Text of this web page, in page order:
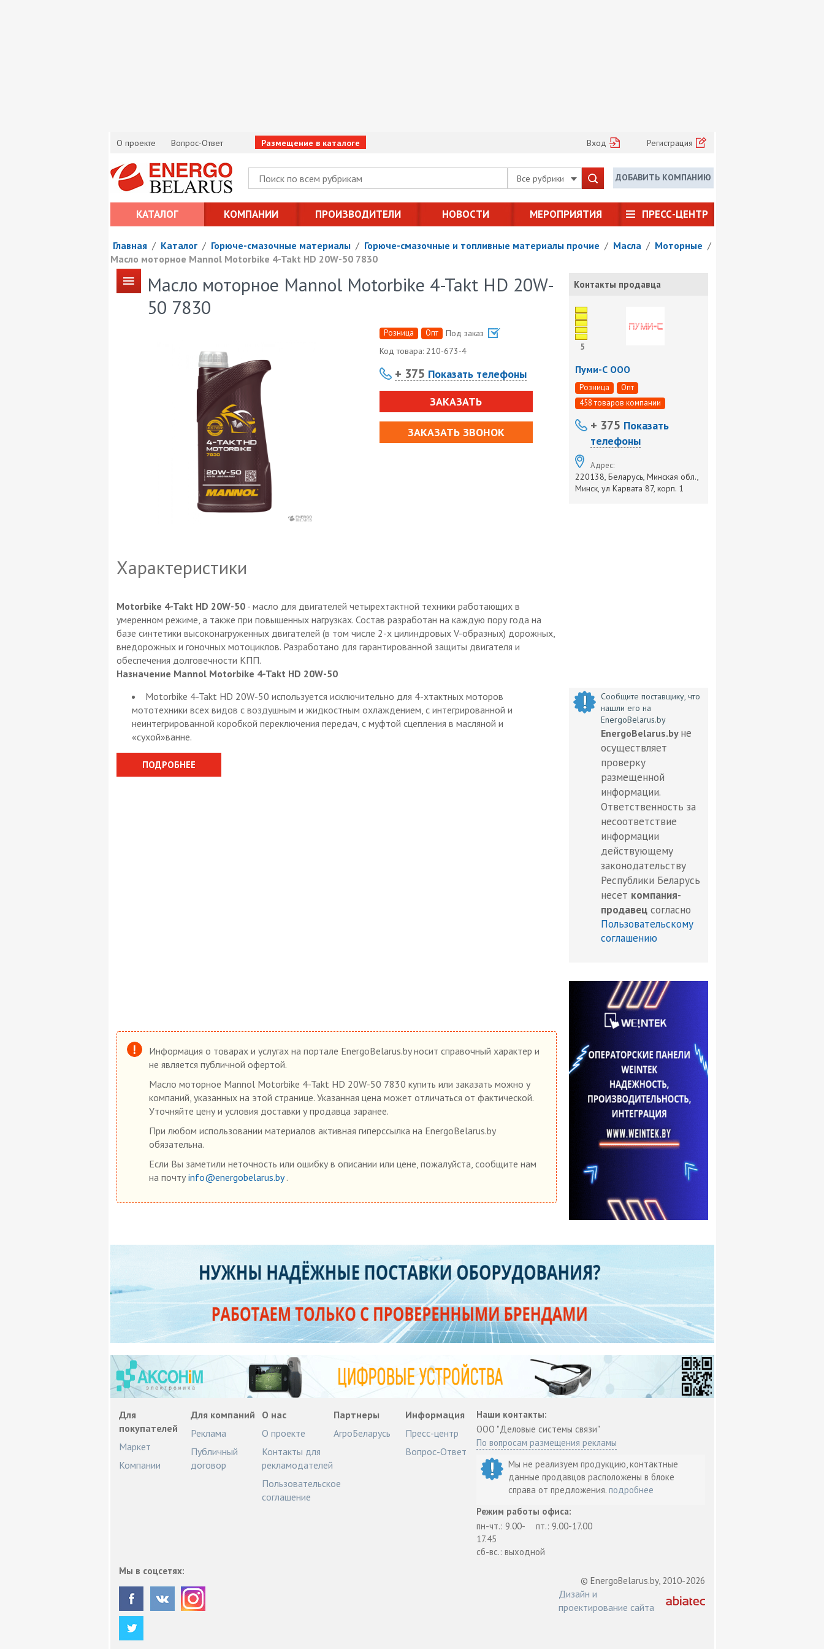
О проекте Вопрос-Ответ Размещение в каталоге Вход Регистрация
Все рубрики ДОБАВИТЬ КОМПАНИЮ
КАТАЛОГ КОМПАНИИ ПРОИЗВОДИТЕЛИ НОВОСТИ МЕРОПРИЯТИЯ ПРЕСС-ЦЕНТР
Главная / Каталог / Горюче-смазочные материалы / Горюче-смазочные и топливные материалы прочие / Масла / Моторные /
Масло моторное Mannol Motorbike 4-Takt HD 20W-50 7830
Масло моторное Mannol Motorbike 4-Takt HD 20W-
50 7830
Розница Опт
Под заказ
Код товара: 210-673-4
+ 375 Показать телефоны
ЗАКАЗАТЬ
ЗАКАЗАТЬ ЗВОНОК
Характеристики
Motorbike 4-Takt HD 20W-50- масло для двигателей четырехтактной техники работающих в
умеренном режиме, а также при повышенных нагрузках. Состав разработан на каждую пору года на
базе синтетики высоконагруженных двигателей (в том числе 2-х цилиндровых V-образных) дорожных,
внедорожных и гоночных мотоциклов. Разработано для гарантированной защиты двигателя и
обеспечения долговечности КПП.
Назначение Mannol Motorbike 4-Takt HD 20W-50
Motorbike 4-Takt HD 20W-50 используется исключительно для 4-хтактных моторов
мототехники всех видов с воздушным и жидкостным охлаждением, с интегрированной и
неинтегрированной коробкой переключения передач, с муфтой сцепления в масляной и
«сухой»ванне.
ПОДРОБНЕЕ
Контакты продавца
5
Пуми-С ООО
Розница
Опт
458 товаров компании
+ 375 Показать
телефоны
Адрес:
220138, Беларусь, Минская обл.,
Минск, ул Карвата 87, корп. 1
Сообщите поставщику, что
нашли его на
EnergoBelarus.by
EnergoBelarus.by не
осуществляет
проверку
размещенной
информации.
Ответственность за
несоответствие
информации
действующему
законодательству
Республики Беларусь
несет компания-
продавец согласно
Пользовательскому
соглашению
Информация о товарах и услугах на портале EnergoBelarus.by носит справочный характер и
не является публичной офертой.
Масло моторное Mannol Motorbike 4-Takt HD 20W-50 7830 купить или заказать можно у
компаний, указанных на этой странице. Указанная цена может отличаться от фактической.
Уточняйте цену и условия доставки у продавца заранее.
При любом использовании материалов активная гиперссылка на EnergoBelarus.by
обязательна.
Если Вы заметили неточность или ошибку в описании или цене, пожалуйста, сообщите нам
на почту info@energobelarus.by.
Для
покупателей
Маркет
Компании
Для компаний
Реклама
Публичный
договор
О нас
О проекте
Контакты для
рекламодателей
Пользовательское
соглашение
Партнеры
АгроБеларусь
Информация
Пресс-центр
Вопрос-Ответ
Наши контакты:
ООО "Деловые системы связи"
По вопросам размещения рекламы
Мы не реализуем продукцию, контактные
данные продавцов расположены в блоке
справа от предложения.подробнее
Режим работы офиса:
пн-чт.: 9.00-
17.45
пт.: 9.00-17.00
сб-вс.: выходной
Мы в соцсетях:
© EnergoBelarus.by, 2010-2026
Дизайн и
проектирование сайта